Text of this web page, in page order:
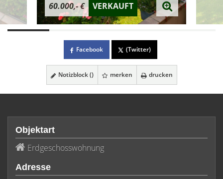
60.000,- € VERKAUFT
Facebook (Twitter)
Notizblock () merken drucken
Objektart
Erdgeschosswohnung
Adresse